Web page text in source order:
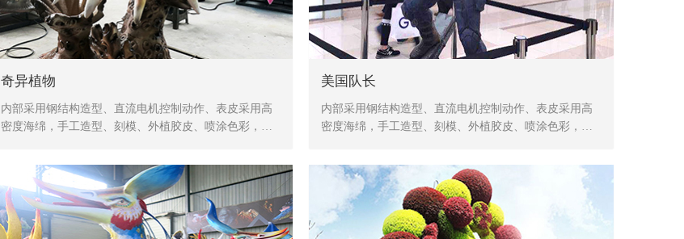
奇异植物
内部采用钢结构造型、直流电机控制动作、表皮采用高
密度海绵，手工造型、刻模、外植胶皮、喷涂色彩，产
冻，抗高温
美国队长
内部采用钢结构造型、直流电机控制动作、表皮采用高
密度海绵，手工造型、刻模、外植胶皮、喷涂色彩，产
冻，抗高温